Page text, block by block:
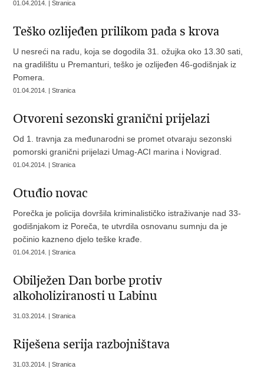
01.04.2014. | Stranica
Teško ozlijeđen prilikom pada s krova
U nesreći na radu, koja se dogodila 31. ožujka oko 13.30 sati,
na gradilištu u Premanturi, teško je ozlijeđen 46-godišnjak iz
Pomera.
01.04.2014. | Stranica
Otvoreni sezonski granični prijelazi
Od 1. travnja za međunarodni se promet otvaraju sezonski
pomorski granični prijelazi Umag-ACI marina i Novigrad.
01.04.2014. | Stranica
Otuđio novac
Porečka je policija dovršila kriminalističko istraživanje nad 33-
godišnjakom iz Poreča, te utvrdila osnovanu sumnju da je
počinio kazneno djelo teške krađe.
01.04.2014. | Stranica
Obilježen Dan borbe protiv
alkoholiziranosti u Labinu
31.03.2014. | Stranica
Riješena serija razbojništava
31.03.2014. | Stranica